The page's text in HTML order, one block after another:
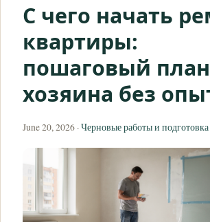
С чего начать
квартиры:
пошаговый
хозяина без
June 20, 2026 ·Черновые работы и